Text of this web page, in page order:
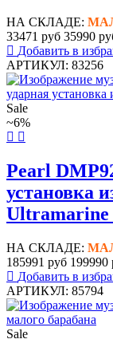
НА СКЛАДЕ:
33471 руб 35990
Добавить в
АРТИКУЛ: 83256
Sale
~6%
Pearl
установка
Ultramarine
НА СКЛАДЕ:
185991 руб 199990
Добавить в
АРТИКУЛ: 85794
Sale